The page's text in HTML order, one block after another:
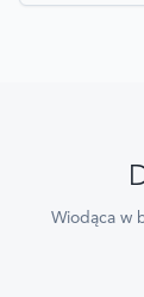
Wiodąca w